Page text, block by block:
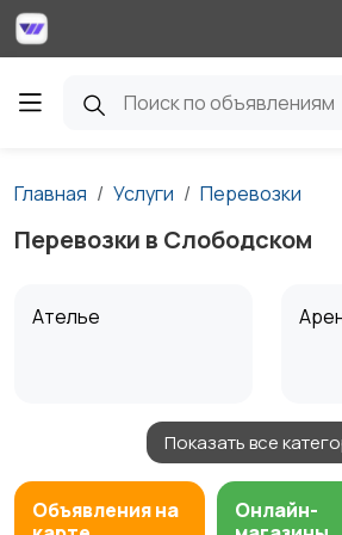
Главная Услуги Перевозки
Перевозки в Слободском
Ателье
Аренда водного
транспорта
Показать все
Объявления на
Онлайн-